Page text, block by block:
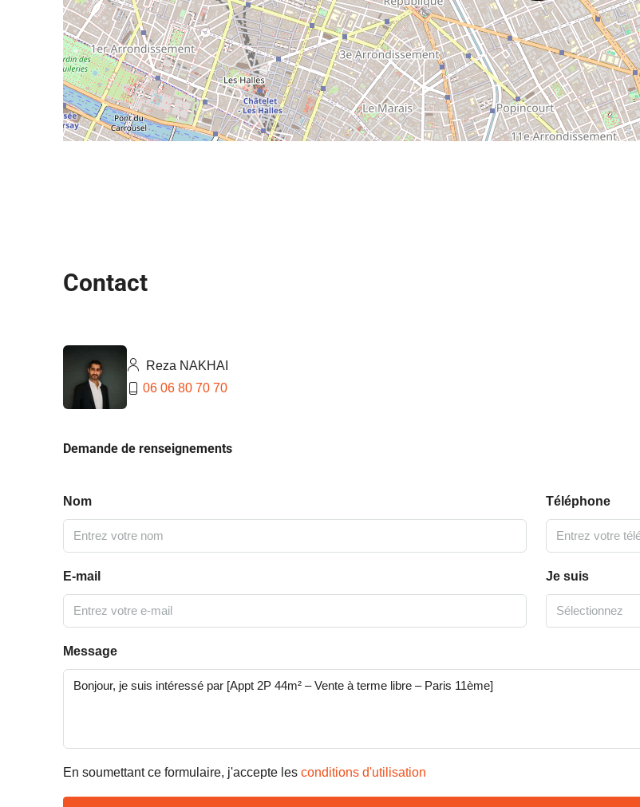
Contact
Reza NAKHAI
06 06 80 70 70
Demande de renseignements
Nom Téléphone
E-mail Je suis
Sélectionnez
Message
En soumettant ce formulaire, j'accepte les conditions d'utilisation